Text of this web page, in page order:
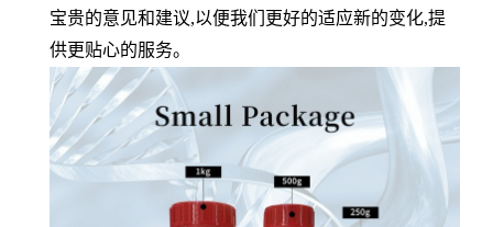
宝贵的意见和建议,以便我们更好的适应新的变化,提
供更贴心的服务。